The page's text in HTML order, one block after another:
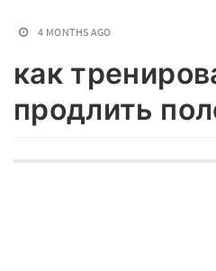
4 MONTHS AGO
как
продлить